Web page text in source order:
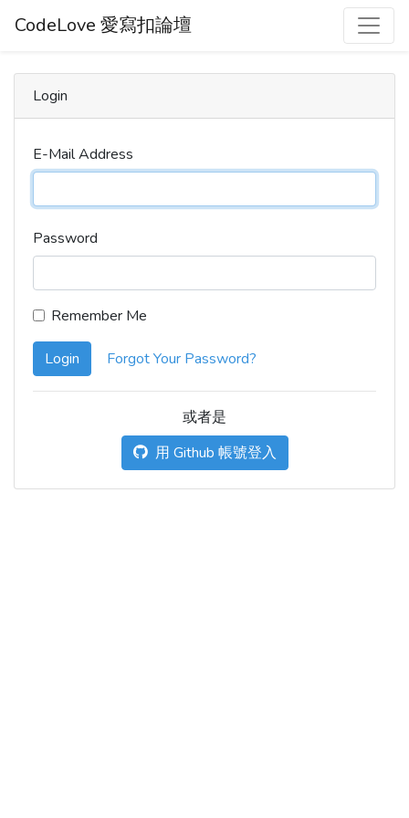
CodeLove 愛寫扣論壇
Login
E-Mail Address
Password
Remember Me
Login Forgot Your Password?
或者是
用 Github 帳號登入